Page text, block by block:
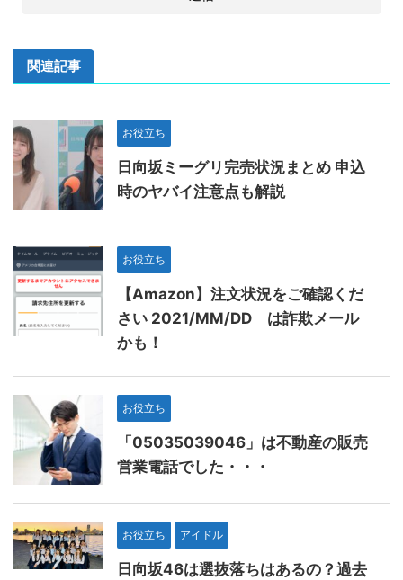
関連記事
お役立ち
日向坂ミーグリ完売状況まとめ 申込
時のヤバイ注意点も解説
お役立ち
【Amazon】注文状況をご確認くだ
さい 2021/MM/DD は詐欺メール
かも！
お役立ち
「05035039046」は不動産の販売
営業電話でした・・・
お役立ち アイドル
日向坂46は選抜落ちはあるの？過去